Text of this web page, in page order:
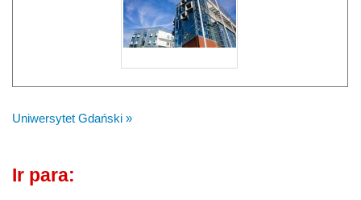
Uniwersytet Gdański »
Ir para: